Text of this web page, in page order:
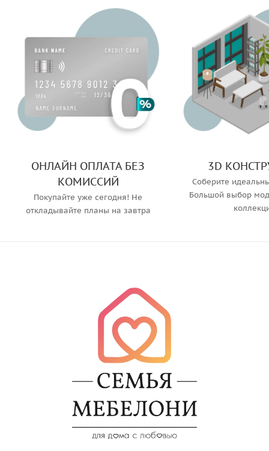
ОНЛАЙН ОПЛАТА БЕЗ
КОМИССИЙ
Покупайте уже сегодня! Не
откладывайте планы на завтра
3D
Соберите
Большой выбор